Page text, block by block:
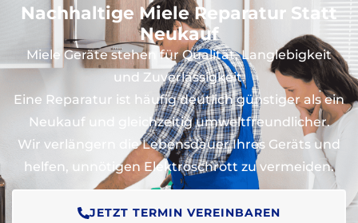
Nachhaltige Miele Reparatur Statt
Neukauf
Miele Geräte stehen für Qualität, Langlebigkeit
und Zuverlässigkeit.
Eine Reparatur ist häufig deutlich günstiger als ein
Neukauf und gleichzeitig umweltfreundlicher.
Wir verlängern die Lebensdauer Ihres Geräts und
helfen, unnötigen Elektroschrott zu vermeiden.
JETZT TERMIN VEREINBAREN